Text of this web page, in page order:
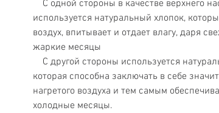
С одной стороны в качестве верхнего
используется натуральный хлопок,
воздух, впитывает и отдает влагу, даря
жаркие месяцы
С другой стороны используется
которая способна заключать в себе
нагретого воздуха и тем самым
холодные месяцы.